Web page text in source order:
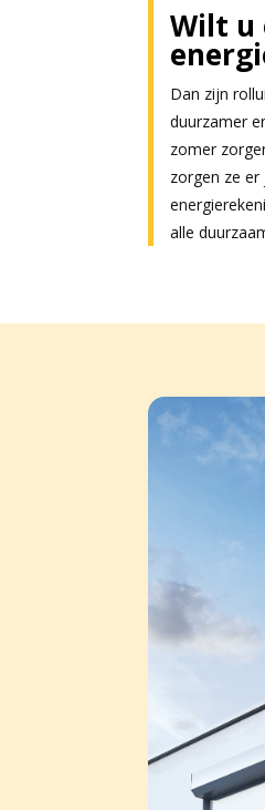
Wilt u
Dan zijn
duurzamer
zomer
zorgen ze
alle